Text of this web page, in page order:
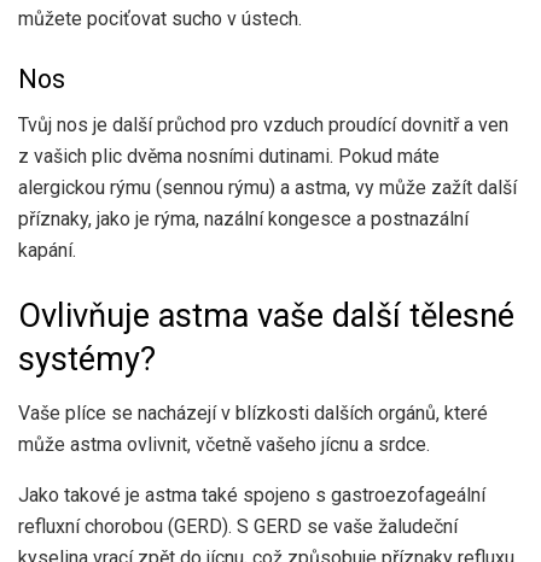
můžete pociťovat sucho v ústech.
Nos
Tvůj nos je další průchod pro vzduch proudící dovnitř a ven
z vašich plic dvěma nosními dutinami. Pokud máte
alergickou rýmu (sennou rýmu) a astma, vy může zažít další
příznaky, jako je rýma, nazální kongesce a postnazální
kapání.
Ovlivňuje astma vaše další tělesné
systémy?
Vaše plíce se nacházejí v blízkosti dalších orgánů, které
může astma ovlivnit, včetně vašeho jícnu a srdce.
Jako takové je astma také spojeno s gastroezofageální
refluxní chorobou (GERD). S GERD se vaše žaludeční
kyselina vrací zpět do jícnu, což způsobuje příznaky refluxu